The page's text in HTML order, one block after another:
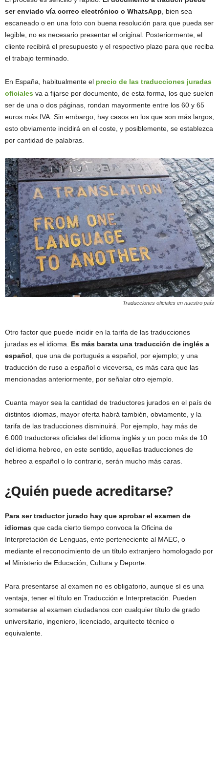
ser enviado vía correo electrónico o WhatsApp , bien sea
escaneado o en una foto con buena resolución para que pueda ser
legible, no es necesario presentar el original. Posteriormente, el
cliente recibirá el presupuesto y el respectivo plazo para que reciba
el trabajo terminado.
En España, habitualmente el precio de las traducciones juradas
oficiales va a fijarse por documento, de esta forma, los que suelen
ser de una o dos páginas, rondan mayormente entre los 60 y 65
euros más IVA. Sin embargo, hay casos en los que son más largos,
esto obviamente incidirá en el coste, y posiblemente, se establezca
por cantidad de palabras.
Traducciones oficiales en nuestro país
Otro factor que puede incidir en la tarifa de las traducciones
juradas es el idioma. Es más barata una traducción de inglés a
español , que una de portugués a español, por ejemplo; y una
traducción de ruso a español o viceversa, es más cara que las
mencionadas anteriormente, por señalar otro ejemplo.
Cuanta mayor sea la cantidad de traductores jurados en el país de
distintos idiomas, mayor oferta habrá también, obviamente, y la
tarifa de las traducciones disminuirá. Por ejemplo, hay más de
6.000 traductores oficiales del idioma inglés y un poco más de 10
del idioma hebreo, en este sentido, aquellas traducciones de
hebreo a español o lo contrario, serán mucho más caras.
¿Quién puede acreditarse?
Para ser traductor jurado hay que aprobar el examen de
idiomas que cada cierto tiempo convoca la Oficina de
Interpretación de Lenguas, ente perteneciente al MAEC, o
mediante el reconocimiento de un título extranjero homologado por
el Ministerio de Educación, Cultura y Deporte.
Para presentarse al examen no es obligatorio, aunque sí es una
ventaja, tener el título en Traducción e Interpretación. Pueden
someterse al examen ciudadanos con cualquier título de grado
universitario, ingeniero, licenciado, arquitecto técnico o
equivalente.